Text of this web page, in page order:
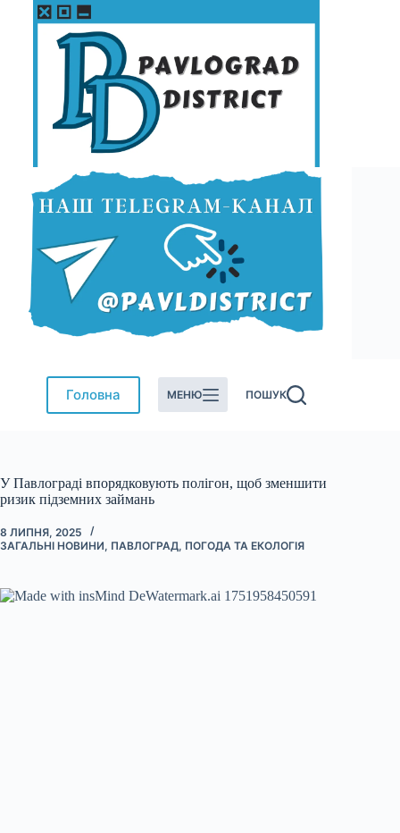
Перейти
Головна МЕНЮ ПОШУК
У Павлограді впорядковують полігон, щоб зменшити
ризик підземних займань
8 ЛИПНЯ, 2025
ЗАГАЛЬНІ НОВИНИ, ПАВЛОГРАД, ПОГОДА ТА ЕКОЛОГІЯ